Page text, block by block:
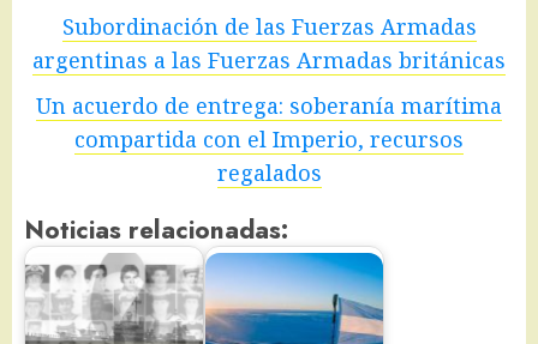
Subordinación de las Fuerzas Armadas
argentinas a las Fuerzas Armadas británicas
Un acuerdo de entrega: soberanía marítima
compartida con el Imperio, recursos
regalados
Noticias relacionadas: